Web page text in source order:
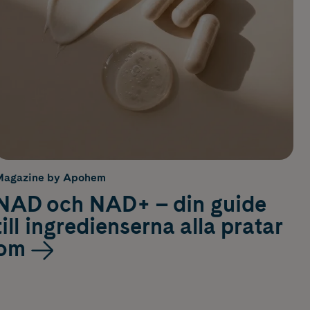
by Apohem
och NAD+ – din guide
ingredienserna alla pratar